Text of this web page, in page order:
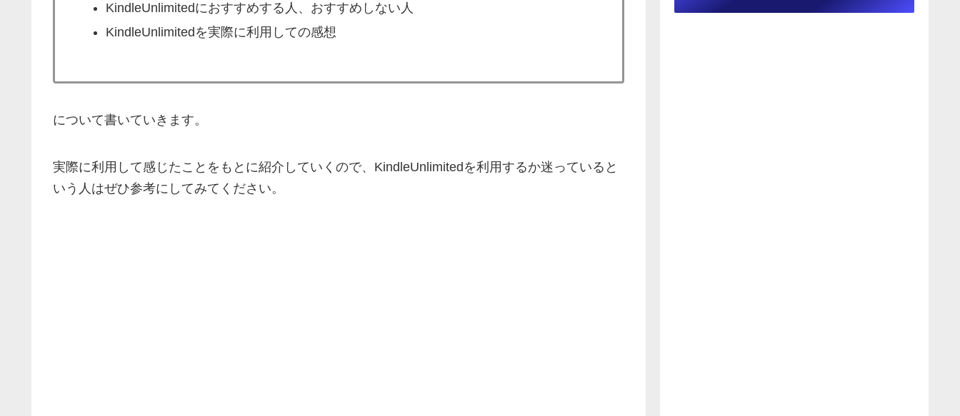
KindleUnlimitedにおすすめする人、おすすめしない人
KindleUnlimitedを実際に利用しての感想
について書いていきます。
実際に利用して感じたことをもとに紹介していくので、KindleUnlimitedを利用するか迷っていると
いう人はぜひ参考にしてみてください。